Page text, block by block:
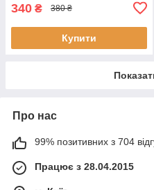
340 ₴ 380 ₴
Купити
Про нас
99% позитивних з 704
Працює з 28.04.2015